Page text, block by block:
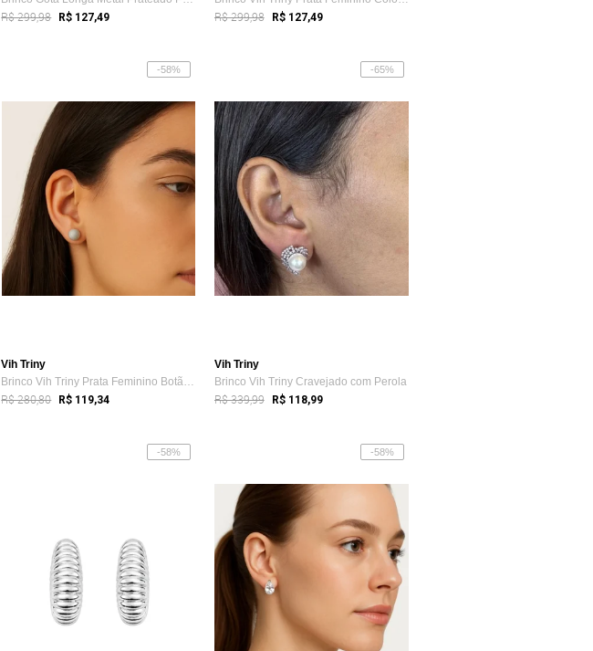
R$ 299,98 R$ 127,49 R$ 299,98 R$ 127,49
-58%
Vih Triny
Brinco Vih Triny Prata Feminino Botão Cravejado
R$ 280,80 R$ 119,34
-65%
Vih Triny
Brinco Vih Triny Cravejado com Perola
R$ 339,99 R$ 118,99
-58% -58%